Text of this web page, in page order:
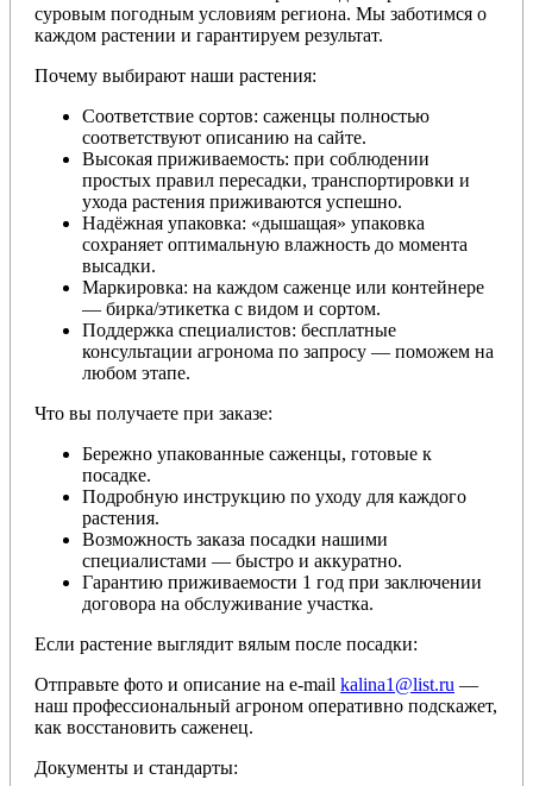
суровым погодным условиям региона. Мы заботимся о
каждом растении и гарантируем результат.
Почему выбирают наши растения:
Соответствие сортов: саженцы полностью
соответствуют описанию на сайте.
Высокая приживаемость: при соблюдении
простых правил пересадки, транспортировки и
ухода растения приживаются успешно.
Надёжная упаковка: «дышащая» упаковка
сохраняет оптимальную влажность до момента
высадки.
Маркировка: на каждом саженце или контейнере
— бирка/этикетка с видом и сортом.
Поддержка специалистов: бесплатные
консультации агронома по запросу — поможем на
любом этапе.
Что вы получаете при заказе:
Бережно упакованные саженцы, готовые к
посадке.
Подробную инструкцию по уходу для каждого
растения.
Возможность заказа посадки нашими
специалистами — быстро и аккуратно.
Гарантию приживаемости 1 год при заключении
договора на обслуживание участка.
Если растение выглядит вялым после посадки:
Отправьте фото и описание на e-mail kalina1@list.ru —
наш профессиональный агроном оперативно подскажет,
как восстановить саженец.
Документы и стандарты: